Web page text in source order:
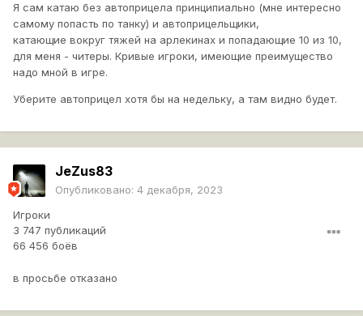
Я сам катаю без автоприцела принципиально (мне интересно
самому попасть по танку) и автоприцельщики,
катающие вокруг тяжей на арлекинах и попадающие 10 из 10,
для меня - читеры. Кривые игроки, имеющие преимущество
надо мной в игре.
Уберите автоприцел хотя бы на недельку, а там видно будет.
JeZus83
Опубликовано: 4 декабря, 2023
Игроки
3 747 публикаций
66 456 боёв
в просьбе отказано